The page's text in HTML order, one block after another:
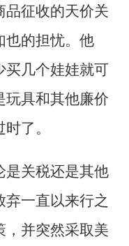
品征收的天价关
也的担忧。他
买几个娃娃就可
具和其他廉价
了。
是关税还是其他
弃一直以来行之
，并突然采取美